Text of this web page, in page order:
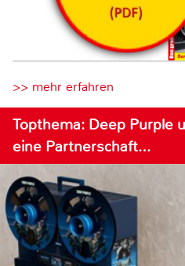
>> mehr erfahren
Topthema: Deep Purple
eine Partnerschaft…